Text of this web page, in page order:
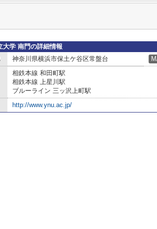
大学 南門の詳細情報
神奈川県横浜市保土ケ谷区常盤台
相鉄本線 和田町駅
相鉄本線 上星川駅
ブルーライン 三ッ沢上町駅
http://www.ynu.ac.jp/